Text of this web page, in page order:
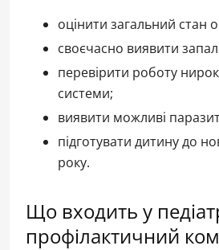
оцінити загальний стан
своєчасно виявити
перевірити роботу
системи;
виявити можливі
підготувати дитину до
року.
Що входить у
профілактичний